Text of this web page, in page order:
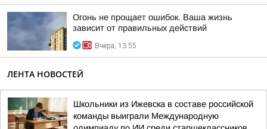
Огонь не прощает ошибок. Ваша жизнь
зависит от правильных действий
Вчера, 13:55
ЛЕНТА НОВОСТЕЙ
Школьники из Ижевска в составе российской
команды выиграли Международную